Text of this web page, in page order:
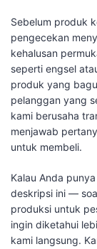
Sebelum produk
pengecekan
kehalusan
seperti engsel
produk yang
pelanggan yang
kami berusaha
menjawab
untuk membeli.
Kalau Anda
deskripsi ini —
produksi untuk
ingin diketahui
kami langsung.